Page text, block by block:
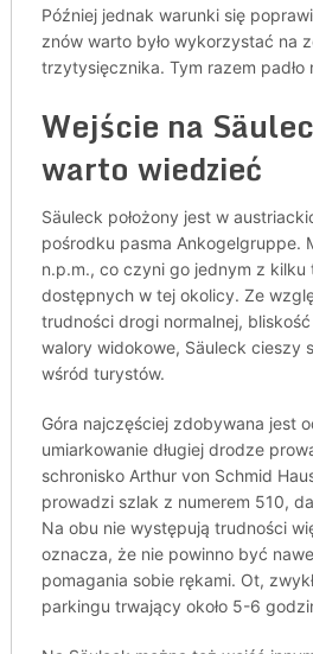
Później jednak warunki się
znów warto było wykorzystać na
trzytysięcznika. Tym razem padło
Wejście na
warto wiedzieć
Säuleck położony jest w
pośrodku pasma
n.p.m., co czyni go jednym z
dostępnych w tej okolicy. Ze
trudności drogi normalnej,
walory widokowe, Säuleck cieszy
wśród turystów.
Góra najczęściej zdobywana jest
umiarkowanie długiej drodze
schronisko Arthur von Schmid
prowadzi szlak z numerem 510,
Na obu nie występują trudności
oznacza, że nie powinno być
pomagania sobie rękami. Ot,
parkingu trwający około 5-6